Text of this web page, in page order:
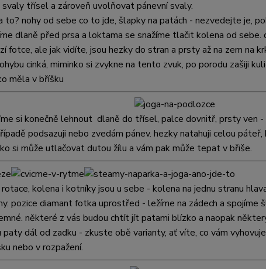
třísel a zároveň uvolňovat pánevní svaly.
to? nohy od sebe co to jde, šlapky na patách - nezvedejte je,
dlaně před prsa a loktama se snažíme tlačit kolena od sebe.
fotce, ale jak vidíte, jsou hezky do stran a prsty až na zemna
cinká, miminko si zvykne na tento zvuk, po porodu zašiji
měla v bříšku
si konečně lehnout dlaně do třísel, palce dovnitř, prsty ven
podsazuji nebo zvedám pánev. hezky natahuji celou
si může utlačovat dutou žílu a vám pak může tepat v břiše.
kolena i kotníky jsou u sebe - kolena na jednu stranu
pozice diamant fotka uprostřed - ležíme na zádech a spojíme
některé z vás budou chtít jít patami blízko a naopak
paty dál od zadku - zkuste obě varianty, ať víte, co vám
nebo v rozpažení.